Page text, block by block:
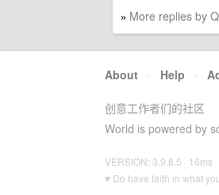
» More replies by
About · Help ·
创意工作者们的社区
World is powered by
VERSION: 3.9.8.5 · 16ms ·
♥ Do have faith in what